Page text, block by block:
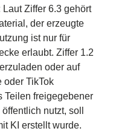
Laut Ziffer 6.3 gehört
der erzeugte
ist nur für
erlaubt. Ziffer 1.2
oder auf
oder TikTok
Teilen freigegebener
nutzt, soll
KI erstellt wurde.